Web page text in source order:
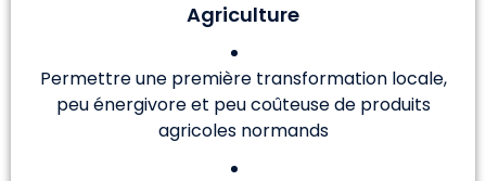
Agriculture
Permettre une première transformation locale,
peu énergivore et peu coûteuse de produits
agricoles normands